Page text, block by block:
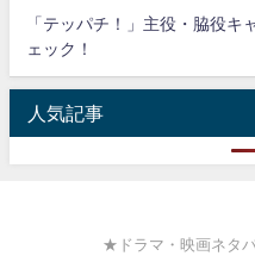
「テッパチ！」主役・脇役キ
ェック！
人気記事
★ドラマ・映画ネタ